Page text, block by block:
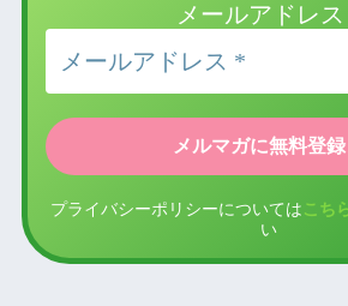
メールアドレス
プライバシーポリシーについては こち
い